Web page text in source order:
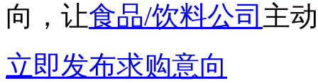
向，让食品/饮料公司 主
立即发布求购意向